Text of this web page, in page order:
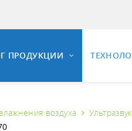
ПРОДУКЦИИ
воздуха